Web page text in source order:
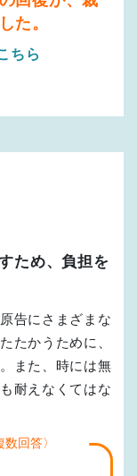
た。
ちら
ため、負担を
告にさまざまな
たかうために、
また、時には無
耐えなくてはな
回答〉